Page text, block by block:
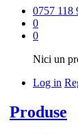
0757 118
0
0
Nici un
Log in
Produse